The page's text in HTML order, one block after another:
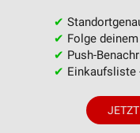
✔
✔ Folge
✔ Push-
✔ Einkaufsliste